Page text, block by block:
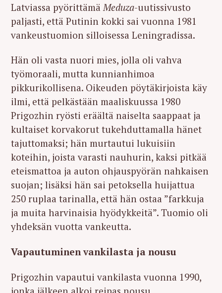
Latviassa pyörittämä Meduza-uutissivusto
paljasti, että Putinin kokki sai vuonna 1981
vankeustuomion silloisessa Leningradissa.
Hän oli vasta nuori mies, jolla oli vahva
työmoraali, mutta kunnianhimoa
pikkurikollisena. Oikeuden pöytäkirjoista käy
ilmi, että pelkästään maaliskuussa 1980
Prigozhin ryösti eräältä naiselta saappaat ja
kultaiset korvakorut tukehduttamalla hänet
tajuttomaksi; hän murtautui lukuisiin
koteihin, joista varasti nauhurin, kaksi pitkää
eteismattoa ja auton ohjauspyörän nahkaisen
suojan; lisäksi hän sai petoksella huijattua
250 ruplaa tarinalla, että hän ostaa ”farkkuja
ja muita harvinaisia hyödykkeitä”. Tuomio oli
yhdeksän vuotta vankeutta.
Vapautuminen vankilasta ja nousu
Prigozhin vapautui vankilasta vuonna 1990,